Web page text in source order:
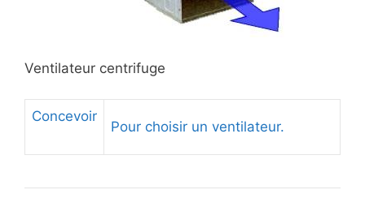
Ventilateur centrifuge
Concevoir
Pour choisir un ventilateur.